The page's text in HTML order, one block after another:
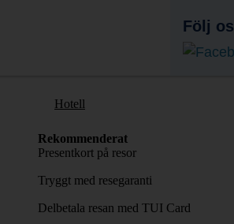
Följ
Hotell
Rekommenderat
Presentkort på resor
Tryggt med resegaranti
Delbetala resan med TUI Card